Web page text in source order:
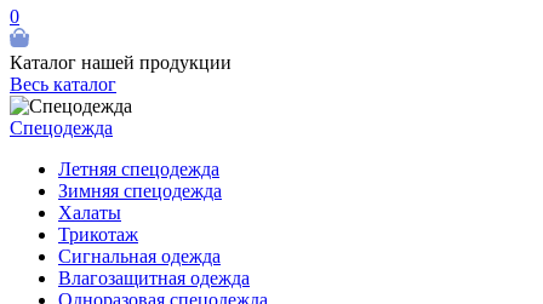
0
Каталог нашей продукции
Весь каталог
Спецодежда
Летняя спецодежда
Зимняя спецодежда
Халаты
Трикотаж
Сигнальная одежда
Влагозащитная одежда
Одноразовая спецодежда